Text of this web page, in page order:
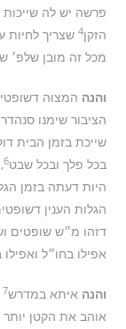
פרשה יש לה
הזקן4 שצריך לחיות
מכל זה מובן שלפ׳
והנה המצוה
הציבור שימנו
שייכת בזמן הבית
בכל פלך ובכל שבט6
היות דעתה בזמן
הגלות הענין
דזהו מ״ש שופטים
אפילו בחו״ל
והנהאיתא במדרש7
אוהב את הקטן יותר